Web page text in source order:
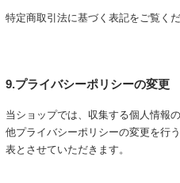
特定商取引法に基づく表記をご覧くだ
9.プライバシーポリシーの変更
当ショップでは、収集する個人情報
他プライバシーポリシーの変更を行
表とさせていただきます。